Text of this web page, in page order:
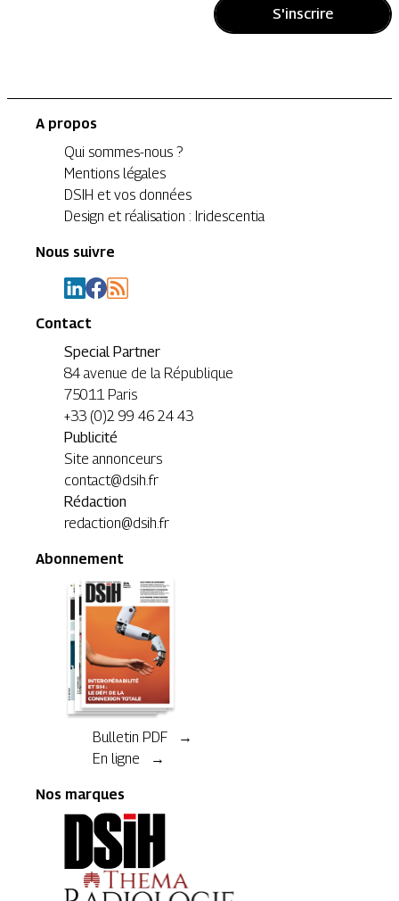
S'inscrire
A propos
Qui sommes-nous ?
Mentions légales
DSIH et vos données
Design et réalisation : Iridescentia
Nous suivre
Contact
Special Partner
84 avenue de la République
75011 Paris
+33 (0)2 99 46 24 43
Publicité
Site annonceurs
contact@dsih.fr
Rédaction
redaction@dsih.fr
Abonnement
Bulletin PDF →
En ligne →
Nos marques